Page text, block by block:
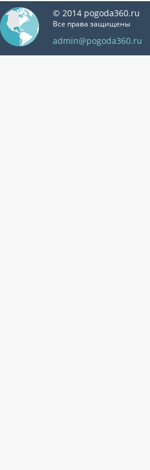
© 2014 pogoda360.ru
Все права защищены
admin@pogoda360.ru